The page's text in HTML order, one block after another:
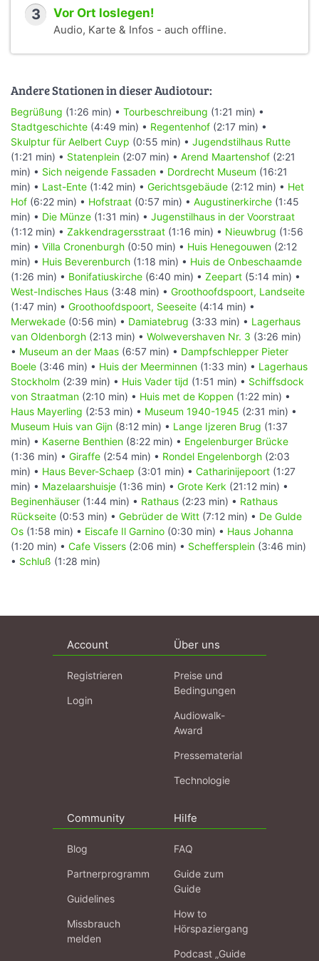
3 Vor Ort loslegen!
Audio, Karte & Infos - auch offline.
Andere Stationen in dieser Audiotour:
Begrüßung (1:26 min) • Tourbeschreibung (1:21 min) •
Stadtgeschichte (4:49 min) • Regentenhof (2:17 min) •
Skulptur für Aelbert Cuyp (0:55 min) • Jugendstilhaus Rutte
(1:21 min) • Statenplein (2:07 min) • Arend Maartenshof (2:21
min) • Sich neigende Fassaden • Dordrecht Museum (16:21
min) • Last-Ente (1:42 min) • Gerichtsgebäude (2:12 min) • Het
Hof (6:22 min) • Hofstraat (0:57 min) • Augustinerkirche (1:45
min) • Die Münze (1:31 min) • Jugenstilhaus in der Voorstraat
(1:12 min) • Zakkendragersstraat (1:16 min) • Nieuwbrug (1:56
min) • Villa Cronenburgh (0:50 min) • Huis Henegouwen (2:12
min) • Huis Beverenburch (1:18 min) • Huis de Onbeschaamde
(1:26 min) • Bonifatiuskirche (6:40 min) • Zeepart (5:14 min) •
West-Indisches Haus (3:48 min) • Groothoofdspoort, Landseite
(1:47 min) • Groothoofdspoort, Seeseite (4:14 min) •
Merwekade (0:56 min) • Damiatebrug (3:33 min) • Lagerhaus
van Oldenborgh (2:13 min) • Wolwevershaven Nr. 3 (3:26 min)
• Museum an der Maas (6:57 min) • Dampfschlepper Pieter
Boele (3:46 min) • Huis der Meerminnen (1:33 min) • Lagerhaus
Stockholm (2:39 min) • Huis Vader tijd (1:51 min) • Schiffsdock
von Straatman (2:10 min) • Huis met de Koppen (1:22 min) •
Haus Mayerling (2:53 min) • Museum 1940-1945 (2:31 min) •
Museum Huis van Gijn (8:12 min) • Lange Ijzeren Brug (1:37
min) • Kaserne Benthien (8:22 min) • Engelenburger Brücke
(1:36 min) • Giraffe (2:54 min) • Rondel Engelenborgh (2:03
min) • Haus Bever-Schaep (3:01 min) • Catharinijepoort (1:27
min) • Mazelaarshuisje (1:36 min) • Grote Kerk (21:12 min) •
Beginenhäuser (1:44 min) • Rathaus (2:23 min) • Rathaus
Rückseite (0:53 min) • Gebrüder de Witt (7:12 min) • De Gulde
Os (1:58 min) • Eiscafe Il Garnino (0:30 min) • Haus Johanna
(1:20 min) • Cafe Vissers (2:06 min) • Scheffersplein (3:46 min)
• Schluß (1:28 min)
Account
Registrieren
Login
Über uns
Preise und
Bedingungen
Audiowalk-
Award
Pressematerial
Technologie
Community
Blog
Partnerprogramm
Guidelines
Missbrauch
melden
Hilfe
FAQ
Guide zum
Guide
How to
Hörspaziergang
Podcast „Guide